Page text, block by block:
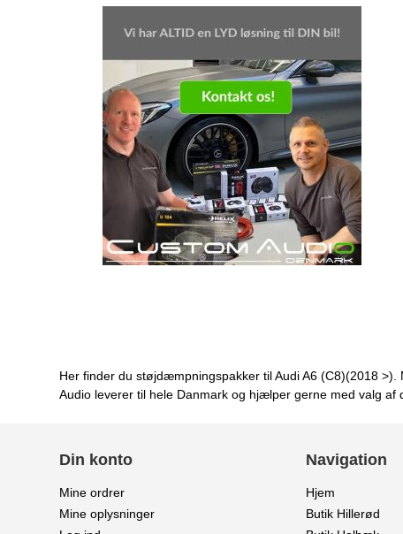
Her finder du støjdæmpningspakker til Audi A6 (C8)(2018
Audio leverer til hele Danmark og hjælper gerne med valg af
Din konto
Mine ordrer
Mine oplysninger
Navigation
Hjem
Butik Hillerød